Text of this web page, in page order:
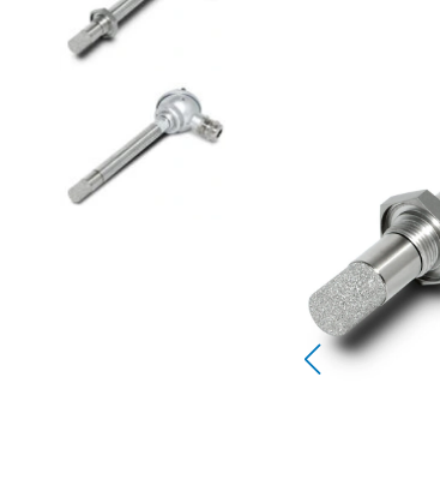
Industrie agricole et alimentaire
Énergie et technologie écologique
Météorologie